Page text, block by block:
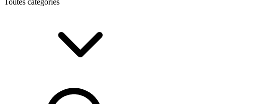
Toutes catégories